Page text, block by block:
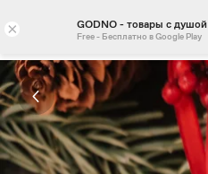
× GODNO - товары с душой
Free - Бесплатно в Google Play